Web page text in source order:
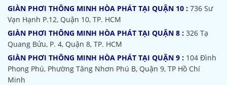
GIÀN PHƠI THÔNG MINH HÒA PHÁT TẠI QUẬN 10 : 736 Sư
Vạn Hạnh P.12, Quận 10, TP. HCM
GIÀN PHƠI THÔNG MINH HÒA PHÁT TẠI QUẬN 8 : 326 Tạ
Quang Bửu, P. 4, Quận 8, TP. HCM
GIÀN PHƠI THÔNG MINH HÒA PHÁT TẠI QUẬN 9 : 104 Đình
Phong Phú, Phường Tăng Nhơn Phú B, Quận 9, TP Hồ Chí
Minh